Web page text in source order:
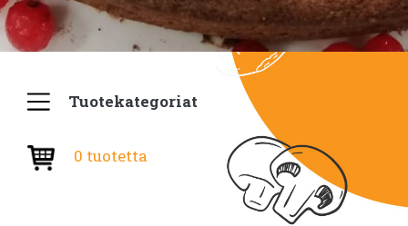
Tuotekategoriat
0 tuotetta